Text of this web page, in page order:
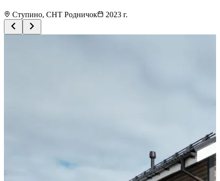
Ступино, СНТ Родничок 2023 г.